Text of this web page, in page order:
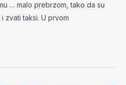
… malo prebrzom, tako da su
zvati taksi. U prvom